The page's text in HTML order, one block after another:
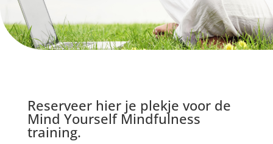
Reserveer hier je plekje voor de
Mind Yourself Mindfulness
training.